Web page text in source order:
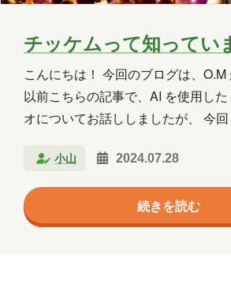
料理
旅行 暮らし
歴史
津軽三味線 熊本
猫
社会 福井 福
群馬
習い事 観光
買い物
資料作成
趣味
長崎 青森
チッケムって知ってい
こんにちは！ 今回のブログは、O.M
以前こちらの記事で、AI を使用し
オについてお話ししましたが、 今
ますか？ みなさん、「チッケム」を
日本語に直訳すると「直カメラ」と
が、 「一人のメンバーだけを追っ
ことです。 「推しカメラ」や「
小山 2024.07.28
続きを読む